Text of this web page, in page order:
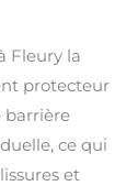
Fleury la
protecteur
barrière
ce qui
et